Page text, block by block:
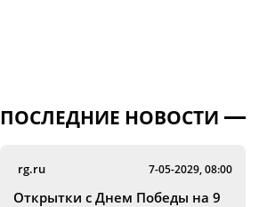
ПОСЛЕДНИЕ НОВОСТИ
rg.ru 7-05-2029, 08:00
Открытки с Днем Победы на 9